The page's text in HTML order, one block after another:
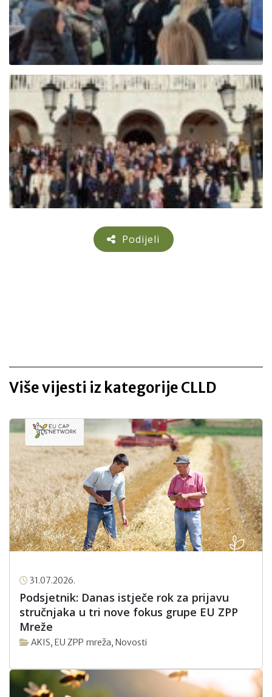
Podijeli
Više vijesti iz kategorije CLLD
31.07.2026.
Podsjetnik: Danas istječe rok za prijavu
stručnjaka u tri nove fokus grupe EU ZPP
Mreže
AKIS, EU ZPP mreža, Novosti